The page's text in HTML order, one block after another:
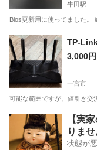
牛田駅
Bios更新用に使ってました。
愛知 知立市
TP-
3,000円
一宮市
可能な範囲ですが、値引き交
愛知 一宮市 OA用品
【実
りま
状態が